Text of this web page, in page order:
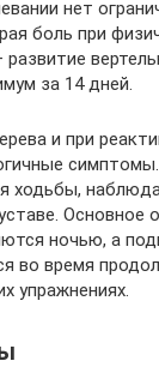
нет
боль при
развитие
за 14 дней.
и при
ходьбы,
Основное
ночью, а
во время
упражнениях.